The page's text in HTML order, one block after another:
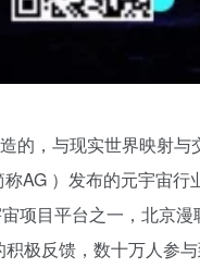
的，与现实世界映射
AG ）发布的元宇宙
项目平台之一，北京
极反馈，数十万人参与